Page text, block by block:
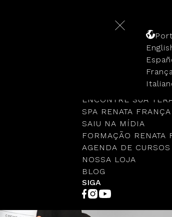
NOSSA HISTÓRIA
ENCONTRE SUA
SPA RENATA FRANÇA
SAIU NA MÍDIA
FORMAÇÃO RENATA
AGENDA DE CURSOS
NOSSA LOJA
BLOG
SIGA